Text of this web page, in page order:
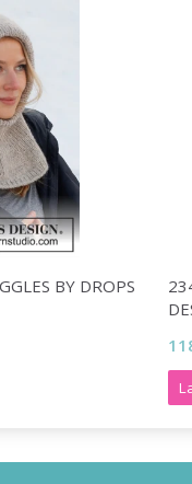
BY DROPS